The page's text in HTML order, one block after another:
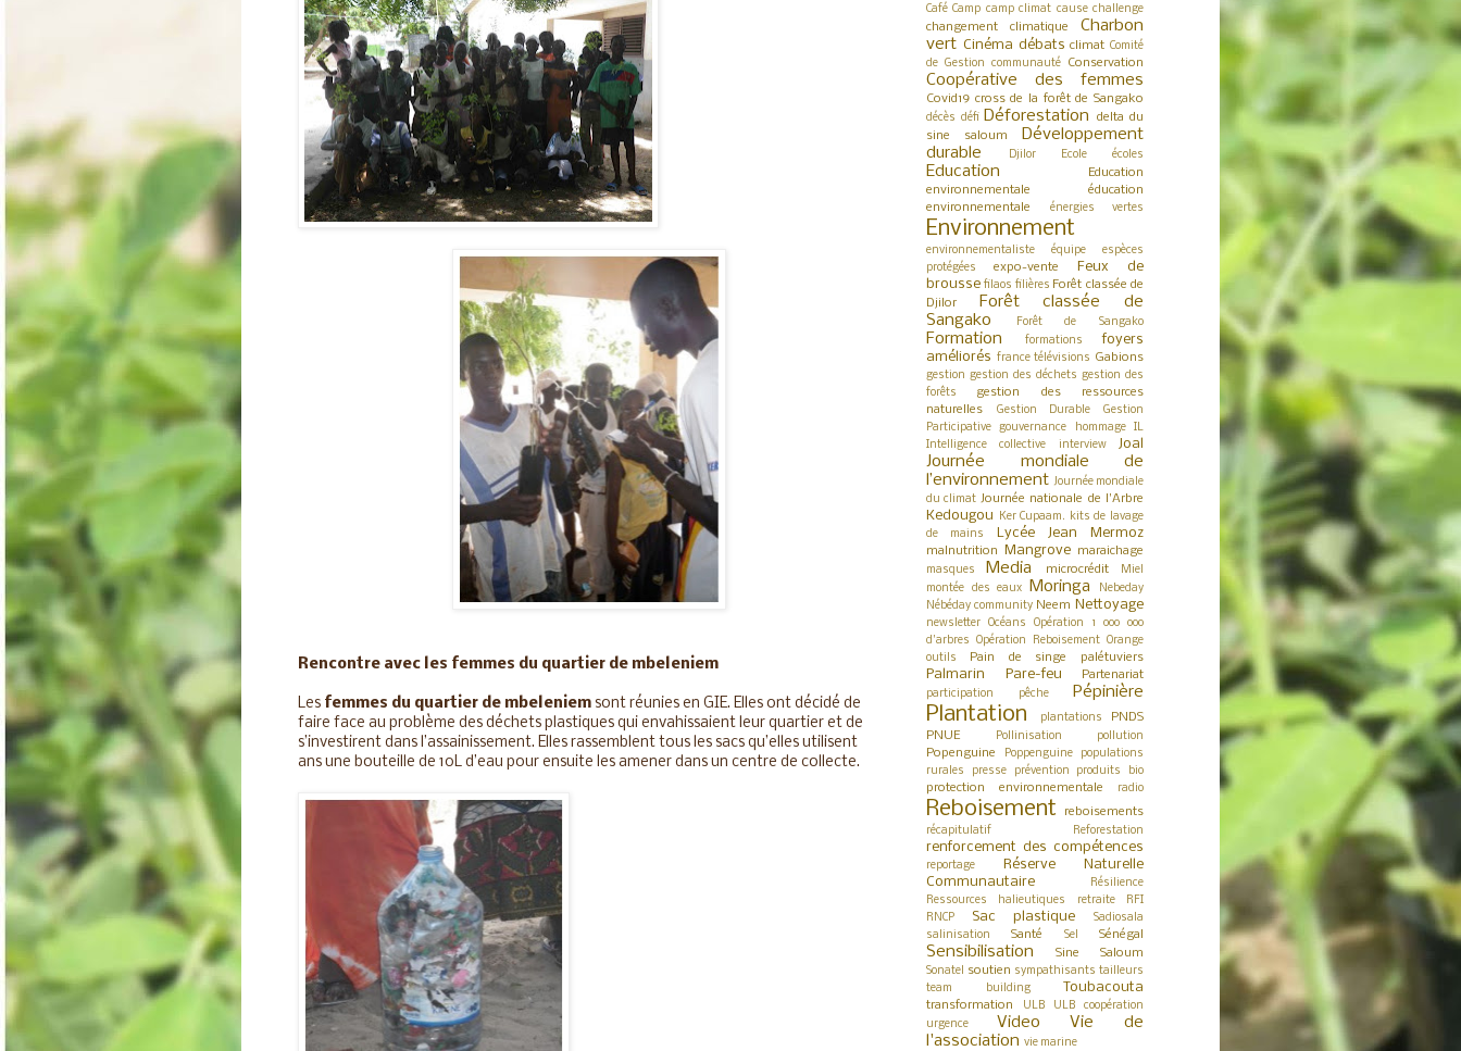
Rencontre avec les femmes du quartier de mbeleniem
Les femmes du quartier de mbeleniem sont réunies en GIE. Elles ont décidé de
faire face au problème des déchets plastiques qui envahissaient leur quartier et de
s’investirent dans l’assainissement. Elles rassemblent tous les sacs qu’elles utilisent
ans une bouteille de 10L d’eau pour ensuite les amener dans un centre de collecte.
Café Camp camp climat cause challenge
changement climatique
Charbon
vert Cinéma débats climat Comité
de Gestion
communauté Conservation
Coopérative des femmes
Covid19 cross de la forêt de Sangako
décès défi Déforestation
delta du
sine saloum
Développement
durable
Djilor Ecole écoles
Education
Education
environnementale
éducation
environnementale
énergies vertes
Environnement
environnementaliste équipe
espèces
protégées
expo-vente
Feux de
brousse filaos filières Forêt classée de
Djilor
Forêt classée de
Sangako
Forêt de Sangako
Formation formations
foyers
améliorés france télévisions Gabions
gestion gestion des déchets gestion des
forêts
gestion des ressources
naturelles
Gestion Durable
Gestion
Participative
gouvernance hommage
IL
Intelligence collective
interview Joal
Journée mondiale de
l’environnement Journée mondiale
du climat Journée nationale de l'Arbre
Kedougou Ker Cupaam.
kits de lavage
de mains
Lycée Jean Mermoz
malnutrition Mangrove maraichage
masques Media microcrédit
Miel
montée des eaux
Moringa
Nebeday
Nébéday community Neem Nettoyage
newsletter Océans
Opération 1 000 000
d'arbres
Opération Reboisement Orange
outils
Pain de singe palétuviers
Palmarin Pare-feu Partenariat
participation pêche Pépinière
Plantation plantations
PNDS
PNUE
Pollinisation pollution
Popenguine Poppenguine
populations
rurales
presse prévention produits bio
protection environnementale radio
Reboisement reboisements
récapitulatif Reforestation
renforcement des compétences
reportage
Réserve Naturelle
Communautaire
Résilience
Ressources halieutiques
retraite
RFI
RNCP
Sac plastique
Sadiosala
salinisation
Santé Sel Sénégal
Sensibilisation Sine Saloum
Sonatel soutien sympathisants tailleurs
team building
Toubacouta
transformation ULB
ULB coopération
urgence
Video
Vie de
l'association vie marine